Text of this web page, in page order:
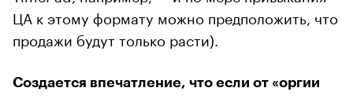
ЦА к этому формату можно предположить, что
продажи будут только расти).
Создается впечатление, что если от «оргии